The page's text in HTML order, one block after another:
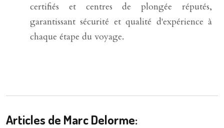
certifiés et centres de plongée réputés,
garantissant sécurité et qualité d'expérience à
chaque étape du voyage.
Articles de Marc Delorme: